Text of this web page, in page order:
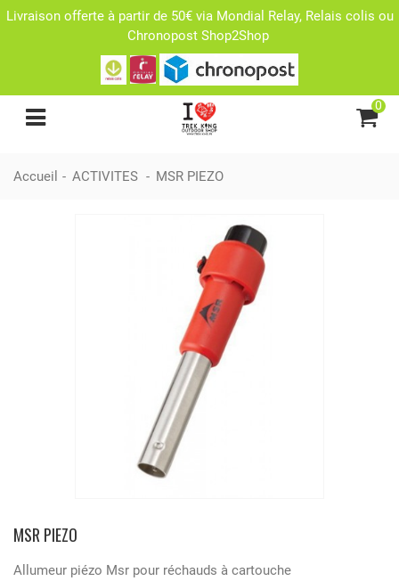
Livraison offerte à partir de 50€ via Mondial Relay, Relais colis ou
Chronopost Shop2Shop
0
Accueil - ACTIVITES - MSR PIEZO
MSR PIEZO
Allumeur piézo Msr pour réchauds à cartouche